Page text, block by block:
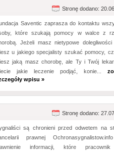
Stronę dodano:
Saventic zaprasza do kontaktu
które szukają pomocy w walce z
Jeżeli masz nietypowe
u jakiego specjalisty szukać pomocy,
jaką masz chorobę, ale Ty i Twój
jakie leczenie podjąć, konie...
wpisu »
Stronę dodano:
są chronieni przed odwetem na
prawnej
informacji, które